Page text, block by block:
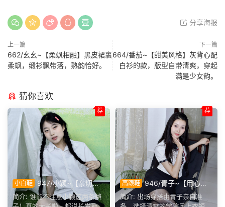
分享海报
上一篇
662/幺幺~【柔飒相融】黑皮裙裹
柔飒，缎衫飘带落，熟韵恰好。
下一篇
664/番茄~【甜美风格】灰背心配
白衫的款，版型自带清爽，穿起
满是少女韵。
猜你喜欢
小白鞋
947/小颖~【亲切大
方】神情温和从容，是印象里
邻家女孩的样子，温顺恬静，
简介: 谁能不注意小颖这两条辫
荐
高跟鞋
946/青子~【用心准
备】来看青子亲自准备的整套
穿搭，经典学院风上身，这套
简介: 出场穿搭由青子亲自准
荐